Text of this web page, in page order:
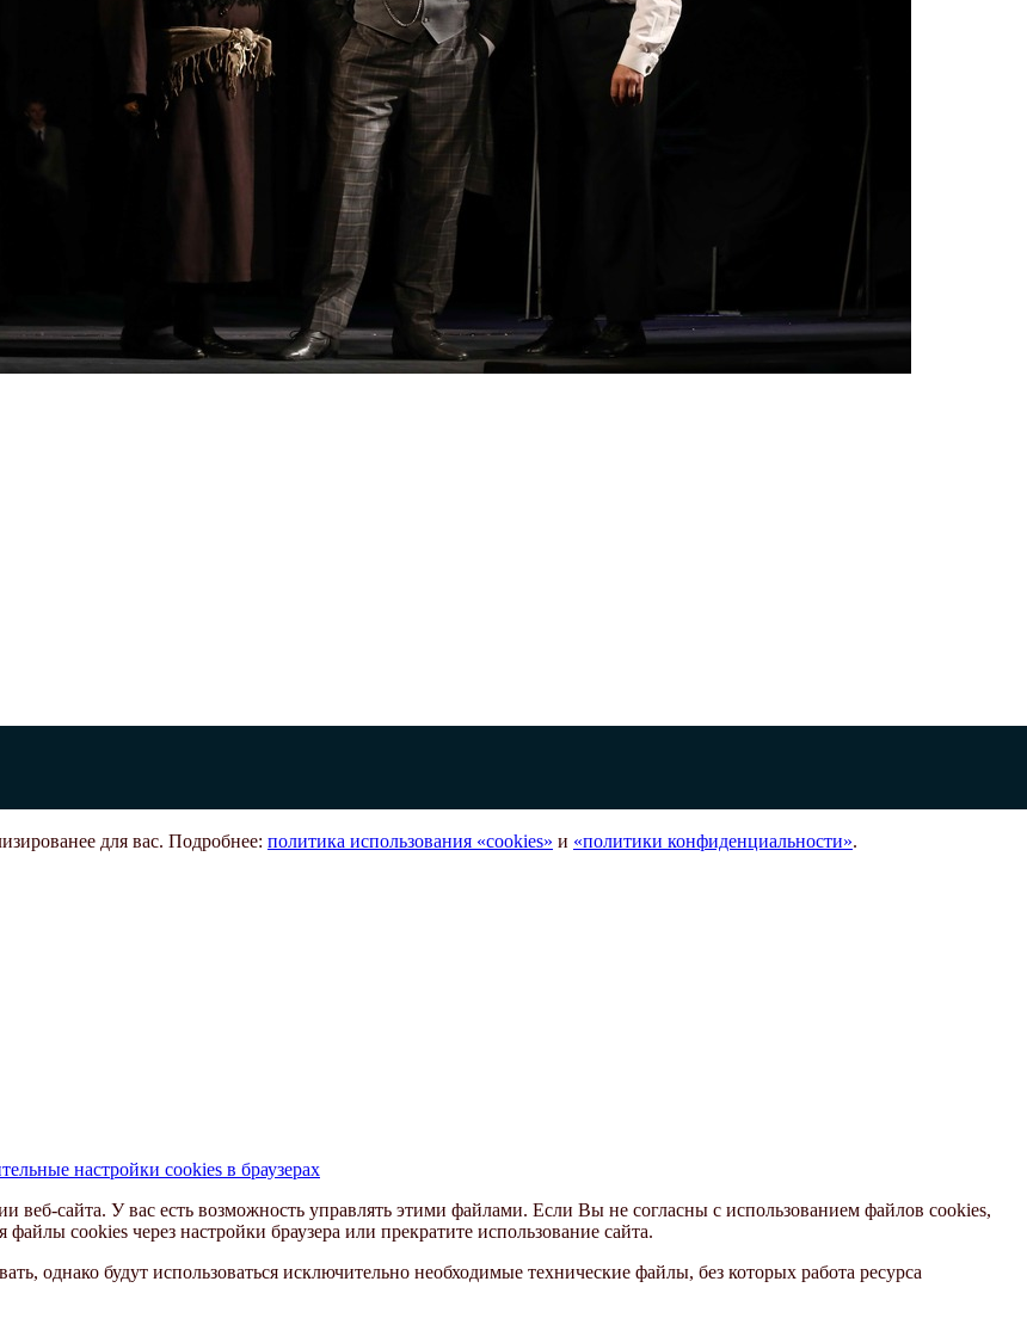
для вас. Подробнее: политика использования «cookies» и «политики конфиденциальности».
настройки cookies в браузерах
сайта. У вас есть возможность управлять этими файлами. Если Вы не согласны с использованием файлов cookies,
cookies через настройки браузера или прекратите использование сайта.
однако будут использоваться исключительно необходимые технические файлы, без которых работа ресурса